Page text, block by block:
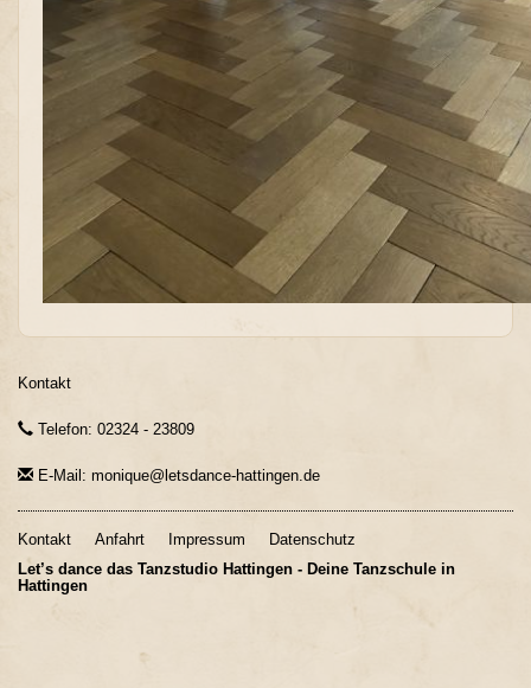
Kontakt
Telefon: 02324 - 23809
E-Mail: monique@letsdance-hattingen.de
Kontakt Anfahrt Impressum
Datenschutz
Let’s dance das Tanzstudio Hattingen - Deine Tanzschule in
Hattingen